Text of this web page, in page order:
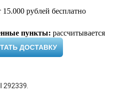
рублей бесплатно
пункты: рассчитывается
ДОСТАВКУ
292339.